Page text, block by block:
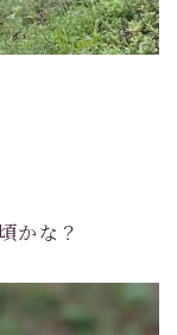
かな？